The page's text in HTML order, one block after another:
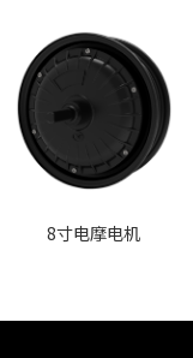
8寸电摩电机